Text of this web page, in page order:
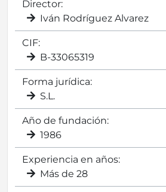
Director:
Iván Rodríguez Alvarez
CIF:
B-33065319
Forma jurídica:
S.L.
Año de fundación:
1986
Experiencia en años:
Más de 28